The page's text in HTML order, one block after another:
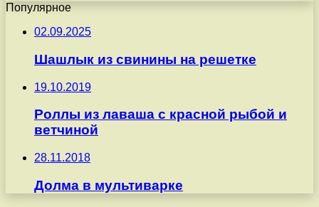
Популярное
02.09.2025
Шашлык из свинины на решетке
19.10.2019
Роллы из лаваша с красной рыбой и
ветчиной
28.11.2018
Долма в мультиварке